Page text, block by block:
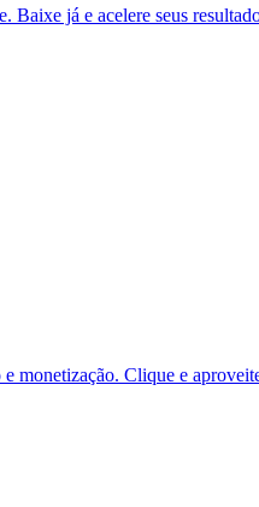
Baixe já e acelere seus
monetização. Clique e